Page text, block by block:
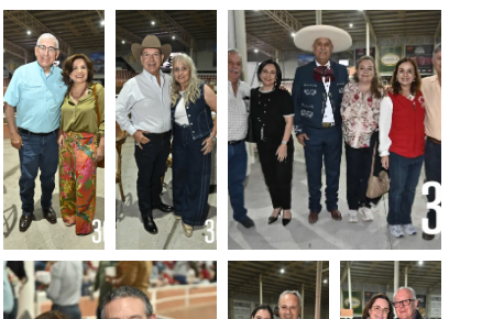
Foto:
Alejandro
Rodríguez
Foto:
Alejandro
Rodríguez
Foto:
Alejandro
Rodríguez
Foto:
Alejandro
Rodríguez
Foto: Alejandro
Rodríguez
Foto: Alejandro
Rodríguez